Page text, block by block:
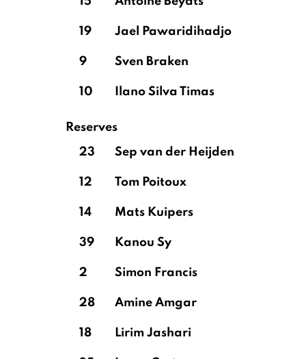
19 Jael Pawaridihadjo
9 Sven Braken
10 Ilano Silva Timas
Reserves
23
Sep van der Heijden
12 Tom Poitoux
14 Mats Kuipers
39 Kanou Sy
2 Simon Francis
28 Amine Amgar
18 Lirim Jashari